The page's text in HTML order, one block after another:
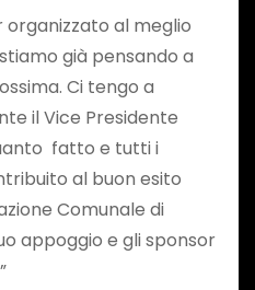
organizzato al meglio
già pensando a
Ci tengo a
il Vice Presidente
fatto e tutti i
al buon esito
Comunale di
appoggio e gli sponsor